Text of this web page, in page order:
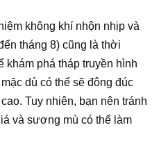
không khí nhộn nhịp và
tháng 8) cũng là thời
khám phá tháp truyền hình
dù có thể sẽ đông đúc
Tuy nhiên, bạn nên tránh
và sương mù có thể làm